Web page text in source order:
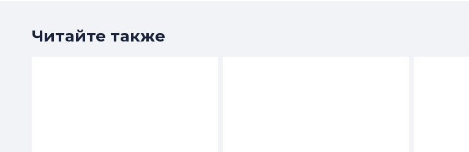
Читайте также